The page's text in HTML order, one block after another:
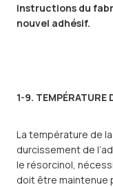
instructions du
nouvel adhésif.
1-9. TEMPÉRATURE
La température de
durcissement de
le résorcinol,
doit être maintenue